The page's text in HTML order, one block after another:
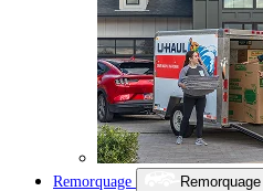
Remorquage
Remorquage